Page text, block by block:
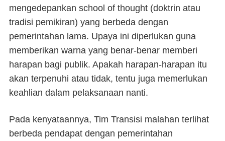
mengedepankan school of thought (doktrin atau
tradisi pemikiran) yang berbeda dengan
pemerintahan lama. Upaya ini diperlukan guna
memberikan warna yang benar-benar memberi
harapan bagi publik. Apakah harapan-harapan itu
akan terpenuhi atau tidak, tentu juga memerlukan
keahlian dalam pelaksanaan nanti.
Pada kenyataannya, Tim Transisi malahan terlihat
berbeda pendapat dengan pemerintahan